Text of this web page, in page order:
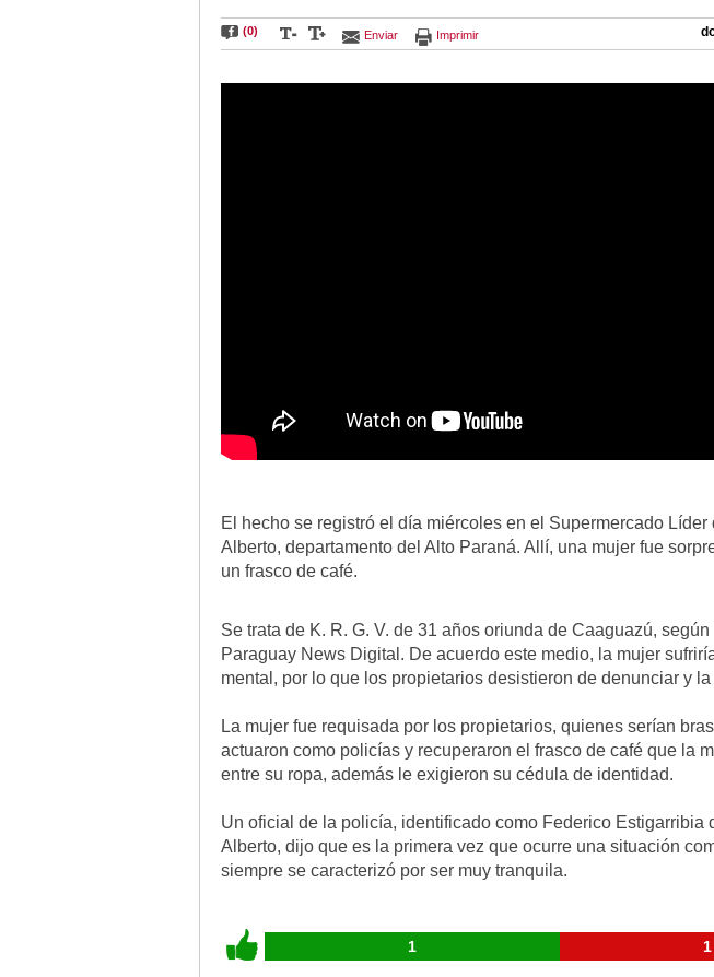
(0) Enviar Imprimir
El hecho se registró el día miércoles en el Supermercado Líder
Alberto, departamento del Alto Paraná. Allí, una mujer fue
un frasco de café.
Se trata de K. R. G. V. de 31 años oriunda de Caaguazú, según
Paraguay News Digital. De acuerdo este medio, la mujer
mental, por lo que los propietarios desistieron de denunciar y
La mujer fue requisada por los propietarios, quienes serían
actuaron como policías y recuperaron el frasco de café que la
entre su ropa, además le exigieron su cédula de identidad.
Un oficial de la policía, identificado como Federico Estigarribia
Alberto, dijo que es la primera vez que ocurre una situación
siempre se caracterizó por ser muy tranquila.
1 1